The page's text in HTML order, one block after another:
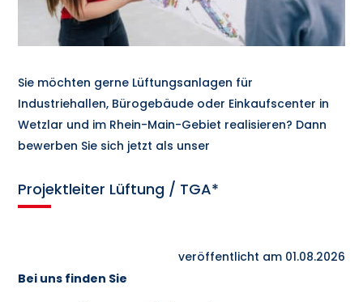
Sie möchten gerne Lüftungsanlagen für
Industriehallen, Bürogebäude oder Einkaufscenter in
Wetzlar und im Rhein-Main-Gebiet realisieren? Dann
bewerben Sie sich jetzt als unser
Projektleiter Lüftung / TGA*
veröffentlicht am 01.08.2026
Bei uns finden Sie